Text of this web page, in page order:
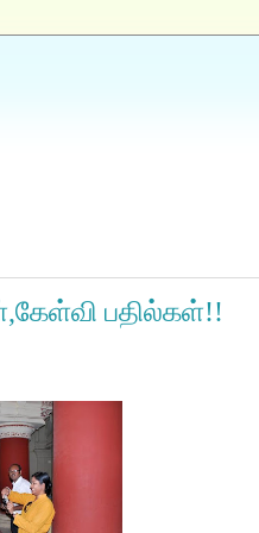
பதில்கள்!!